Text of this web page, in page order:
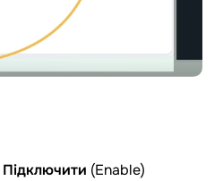
Підключити (Enable)